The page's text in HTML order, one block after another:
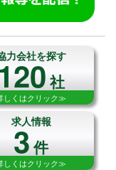
力会社を探す
社
しくはクリック≫
求人情報
3件
しくはクリック≫